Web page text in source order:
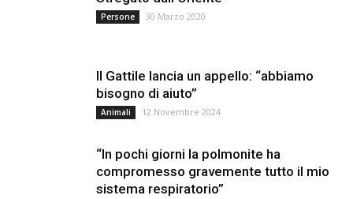
Persone 30 Marzo 2020
Il Gattile lancia un appello: “abbiamo
bisogno di aiuto”
Animali 12 Novembre 2024
“In pochi giorni la polmonite ha
compromesso gravemente tutto il mio
sistema respiratorio”